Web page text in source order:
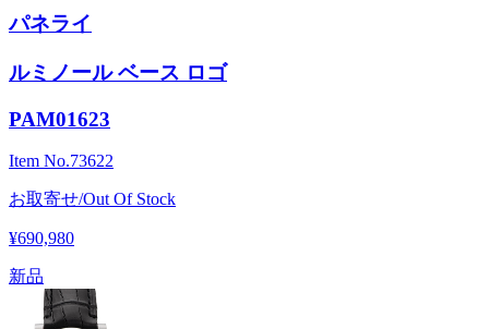
パネライ
ルミノール ベース ロゴ
PAM01623
Item No.73622
お取寄せ/Out Of Stock
¥690,980
新品